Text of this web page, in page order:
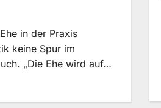
in der Praxis
keine Spur im
„Die Ehe wird auf…